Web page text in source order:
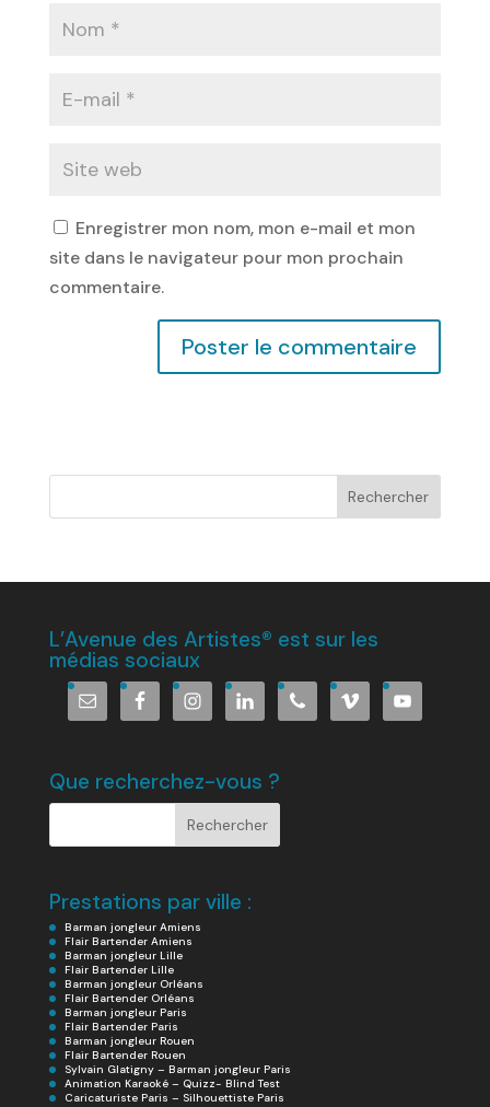
Enregistrer mon nom, mon e-mail et mon
site dans le navigateur pour mon prochain
commentaire.
L’Avenue des Artistes® est sur les
médias sociaux
Que recherchez-vous ?
Prestations par ville :
Barman jongleur Amiens
Flair Bartender Amiens
Barman jongleur Lille
Flair Bartender Lille
Barman jongleur Orléans
Flair Bartender Orléans
Barman jongleur Paris
Flair Bartender Paris
Barman jongleur Rouen
Flair Bartender Rouen
Sylvain Glatigny – Barman jongleur Paris
Animation Karaoké – Quizz- Blind Test
Caricaturiste Paris – Silhouettiste Paris